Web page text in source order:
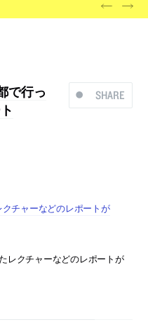
SHARE
で行っ
チャーなどのレポートが
レクチャーなどのレポートが